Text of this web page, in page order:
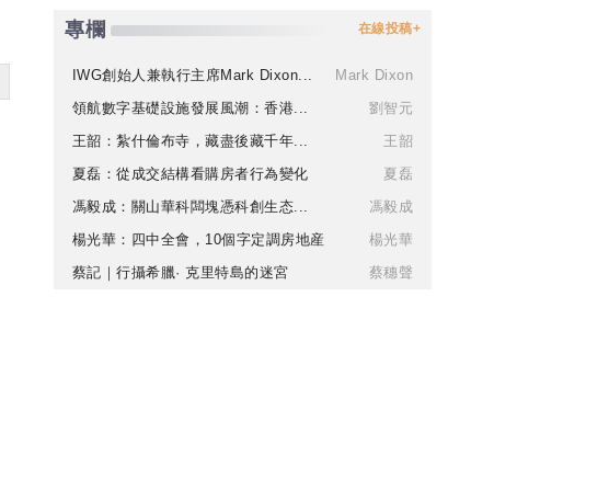
專欄 在線投稿+
IWG創始人兼執行主席Mark Dixon...
Mark Dixon
領航數字基礎設施發展風潮：香港...
劉智元
王韶：紮什倫布寺，藏盡後藏千年...
王韶
夏磊：從成交結構看購房者行為變化
夏磊
馮毅成：關山華科闆塊憑科創生态...
馮毅成
楊光華：四中全會，10個字定調房地産
楊光華
蔡記｜行攝希臘· 克里特島的迷宮
蔡穗聲